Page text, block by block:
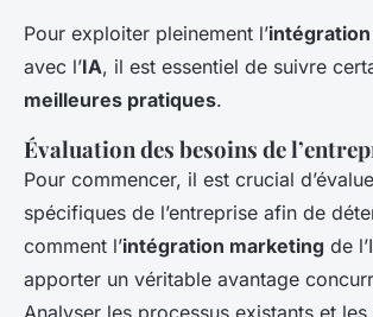
Pour exploiter pleinement l’
avec l’IA, il est essentiel de suivre
meilleures pratiques.
Évaluation des besoins de
Pour commencer, il est crucial
spécifiques de l’entreprise afin de
comment l’intégration marketing de
apporter un véritable avantage
Analyser les processus existants et les